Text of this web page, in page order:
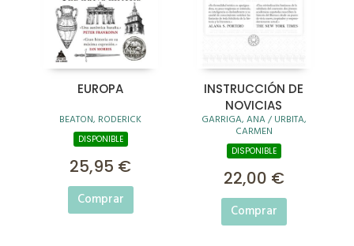
EUROPA
BEATON, RODERICK
DISPONIBLE
25,95 €
Comprar
INSTRUCCIÓN DE
NOVICIAS
GARRIGA, ANA / URBITA,
CARMEN
DISPONIBLE
22,00 €
Comprar